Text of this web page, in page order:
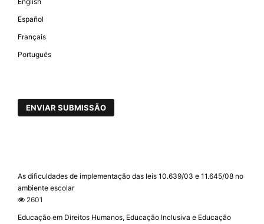
Español
Français
Português
ENVIAR SUBMISSÃO
As dificuldades de implementação das leis 10.639/03 e 11.645/08 no
ambiente escolar
2601
Educação em Direitos Humanos, Educação Inclusiva e Educação